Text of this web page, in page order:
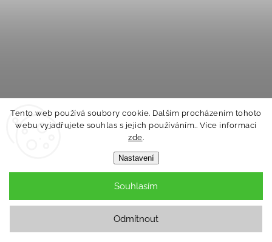
Tento web používá soubory cookie. Dalším procházením tohoto
webu vyjadřujete souhlas s jejich používáním.. Více informací
zde.
Nastavení
Odmítnout
Souhlasím
Nákrčník dětský tenký Outlast® - skořicová Velikost
159 Kč
Do košíku